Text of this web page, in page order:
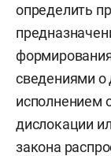
определить
сведениями о
исполнением
дислокации
закона